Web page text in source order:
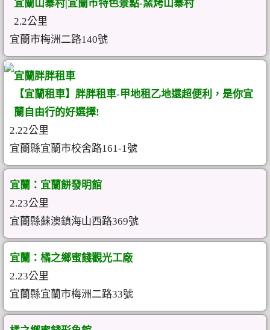
宜蘭山寨村|宜蘭市特色景點-窯烤山寨村
2.2公里
宜蘭市梅洲二路140號
宜蘭胖胖租車
【宜蘭租車】胖胖租車-甲地租乙地還超便利，是你宜
蘭自由行的好選擇!
2.22公里
宜蘭縣宜蘭市校舍路161-1號
宜蘭：宜蘭餅發明館
2.23公里
宜蘭縣蘇澳鎮海山西路369號
宜蘭：橘之鄉蜜餞觀光工廠
2.23公里
宜蘭縣宜蘭市梅洲二路33號